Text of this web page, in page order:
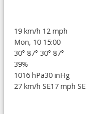
19 km/h 12 mph
Mon, 10 15:00
30° 87° 30° 87°
39%
1016 hPa30 inHg
27 km/h SE17 mph SE